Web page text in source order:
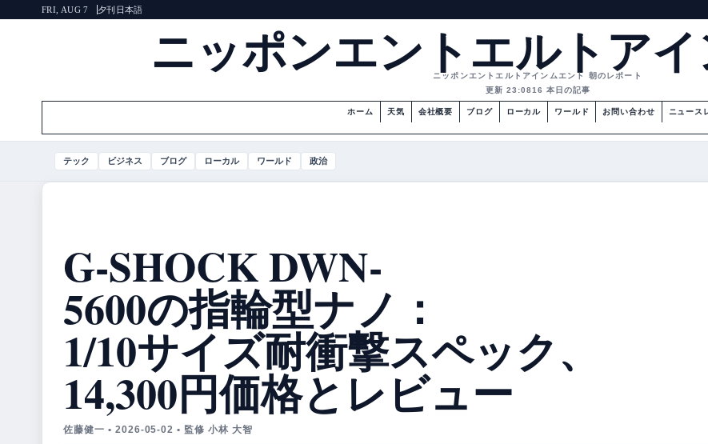
FRI, AUG 7 夕刊 日本語
ニッポンエントエルトア
ニッポンエントエルトアインムエント 朝のレポート
更新 23:0816 本日の記事
ホーム 天気 会社概要 ブログ ローカル ワールド お問い合わせ ニュース
テック ビジネス ブログ ローカル ワールド 政治
G-SHOCK DWN-
5600の指輪型ナノ：
1/10サイズ耐衝撃スペック、
14,300円価格とレビュー
佐藤健一 • 2026-05-02 • 監修 小林 大智